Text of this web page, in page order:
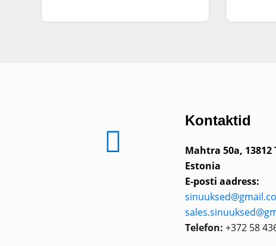
Kontaktid
Mahtra 50a,
Estonia
E-posti aadress:
Telefon: +372 58